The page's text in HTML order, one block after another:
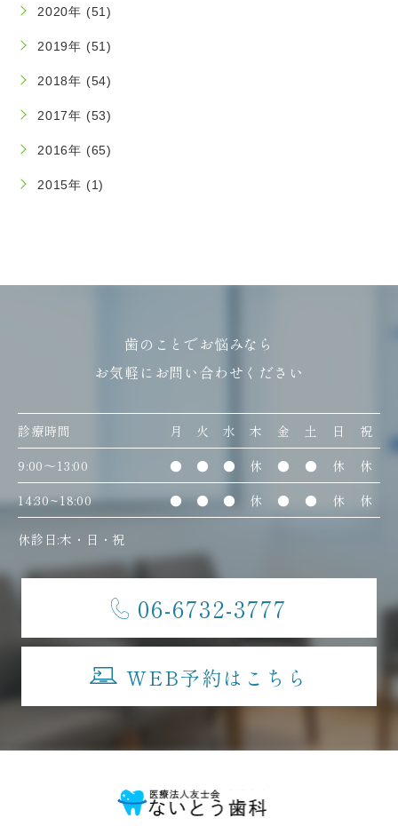
2020年 (51)
2019年 (51)
2018年 (54)
2017年 (53)
2016年 (65)
2015年 (1)
歯のことでお悩みなら
お気軽にお問い合わせください
診療時間 月 火 水 木 金 土 日
祝
9:00〜13:00
● ● ● 休 ● ● 休
休
14:30~18:00
● ● ● 休 ● ● 休 休
休診日:木・日・祝
06-6732-3777
WEB予約はこちら